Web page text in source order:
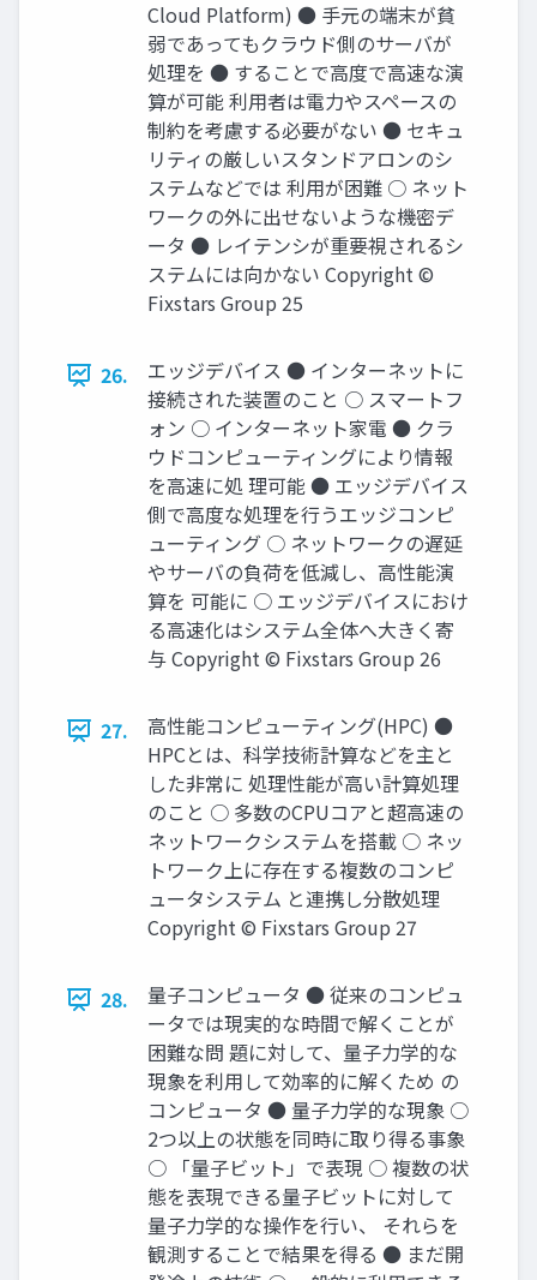
Cloud Platform) ● 手元の端末が貧
弱であってもクラウド側のサーバが
処理を ● することで高度で高速な演
算が可能 利用者は電力やスペースの
制約を考慮する必要がない ● セキュ
リティの厳しいスタンドアロンのシ
ステムなどでは 利用が困難 ○ ネット
ワークの外に出せないような機密デ
ータ ● レイテンシが重要視されるシ
ステムには向かない Copyright ©
Fixstars Group 25
26.
エッジデバイス ● インターネットに
接続された装置のこと ○ スマートフ
ォン ○ インターネット家電 ● クラ
ウドコンピューティングにより情報
を高速に処 理可能 ● エッジデバイス
側で高度な処理を行うエッジコンピ
ューティング ○ ネットワークの遅延
やサーバの負荷を低減し、高性能演
算を 可能に ○ エッジデバイスにおけ
る高速化はシステム全体へ大きく寄
与 Copyright © Fixstars Group 26
27.
高性能コンピューティング(HPC) ●
HPCとは、科学技術計算などを主と
した非常に 処理性能が高い計算処理
のこと ○ 多数のCPUコアと超高速の
ネットワークシステムを搭載 ○ ネッ
トワーク上に存在する複数のコンピ
ュータシステム と連携し分散処理
Copyright © Fixstars Group 27
28.
量子コンピュータ ● 従来のコンピュ
ータでは現実的な時間で解くことが
困難な問 題に対して、量子力学的な
現象を利用して効率的に解くため の
コンピュータ ● 量子力学的な現象 ○
2つ以上の状態を同時に取り得る事象
○ 「量子ビット」で表現 ○ 複数の状
態を表現できる量子ビットに対して
量子力学的な操作を行い、 それらを
観測することで結果を得る ● まだ開